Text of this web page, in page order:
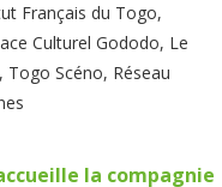
Français du Togo,
Culturel Gododo, Le
Scéno, Réseau
la compagnie